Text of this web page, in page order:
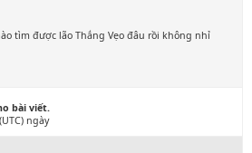
tìm được lão Thắng Vẹo đâu rồi không nhỉ
bài viết.
ngày